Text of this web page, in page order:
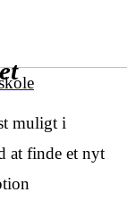
muligt i
at finde et nyt